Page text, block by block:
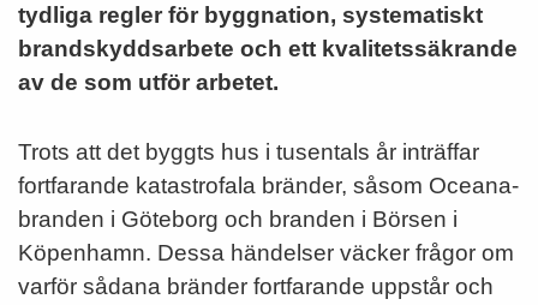
tydliga regler för byggnation, systematiskt
brandskyddsarbete och ett kvalitetssäkrande
av de som utför arbetet.
Trots att det byggts hus i tusentals år inträffar
fortfarande katastrofala bränder, såsom Oceana-
branden i Göteborg och branden i Börsen i
Köpenhamn. Dessa händelser väcker frågor om
varför sådana bränder fortfarande uppstår och